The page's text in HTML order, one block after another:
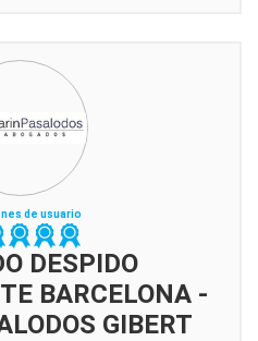
de usuario
DESPIDO
BARCELONA -
GIBERT